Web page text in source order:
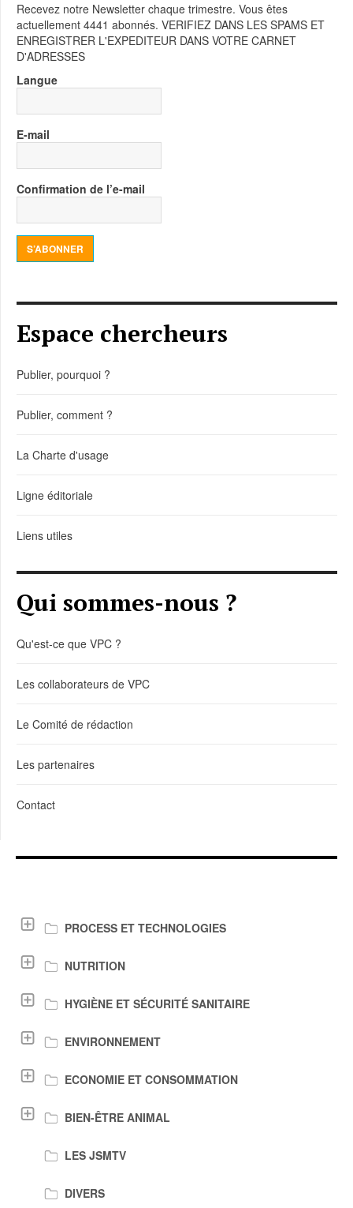
Recevez notre Newsletter chaque trimestre. Vous êtes
actuellement 4441 abonnés. VERIFIEZ DANS LES SPAMS ET
ENREGISTRER L'EXPEDITEUR DANS VOTRE CARNET
D'ADRESSES
Langue
E-mail
Confirmation de l’e-mail
S’ABONNER
Espace chercheurs
Publier, pourquoi ?
Publier, comment ?
La Charte d'usage
Ligne éditoriale
Liens utiles
Qui sommes-nous ?
Qu'est-ce que VPC ?
Les collaborateurs de VPC
Le Comité de rédaction
Les partenaires
Contact
PROCESS ET TECHNOLOGIES
NUTRITION
HYGIÈNE ET SÉCURITÉ SANITAIRE
ENVIRONNEMENT
ECONOMIE ET CONSOMMATION
BIEN-ÊTRE ANIMAL
LES JSMTV
DIVERS